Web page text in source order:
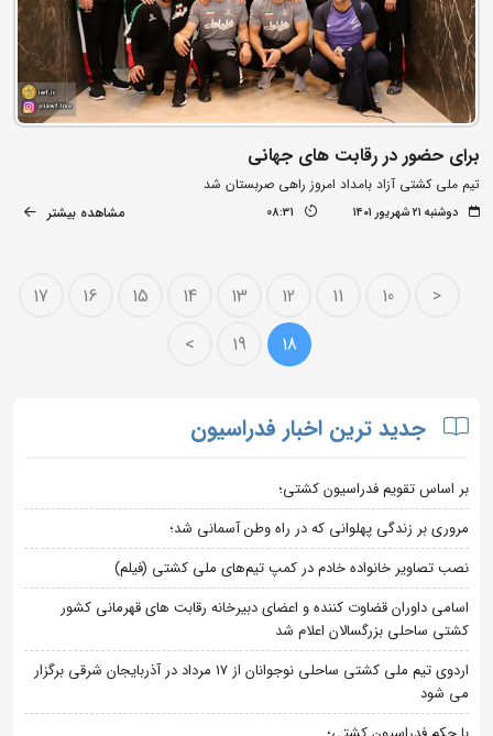
برای حضور در رقابت های جهانی
تیم ملی کشتی آزاد بامداد امروز راهی صربستان شد
دوشنبه ۲۱ شهریور ۱۴۰۱ 08:31 مشاهده بیشتر
<
10
11
12
13
14
15
16
17
18
19
>
جدید ترین اخبار فدراسیون
بر اساس تقویم فدراسیون کشتی؛
مروری بر زندگی پهلوانی که در راه وطن آسمانی شد؛
نصب تصاویر خانواده خادم در کمپ تیم‌های ملی کشتی (فیلم)
اسامی داوران قضاوت کننده و اعضای دبیرخانه رقابت های قهرمانی کشور
کشتی ساحلی بزرگسالان اعلام شد
اردوی تیم ملی کشتی ساحلی نوجوانان از 17 مرداد در آذربایجان شرقی برگزار
می شود